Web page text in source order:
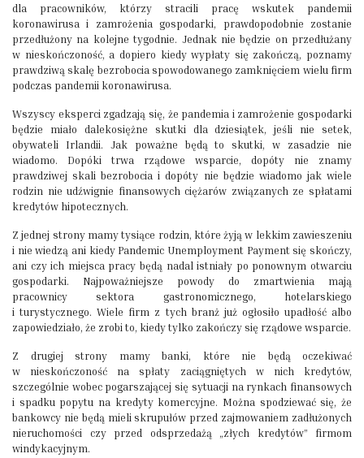
dla pracowników, którzy stracili pracę wskutek pandemii
koronawirusa i zamrożenia gospodarki, prawdopodobnie zostanie
przedłużony na kolejne tygodnie. Jednak nie będzie on przedłużany
w nieskończoność, a dopiero kiedy wypłaty się zakończą, poznamy
prawdziwą skalę bezrobocia spowodowanego zamknięciem wielu firm
podczas pandemii koronawirusa.
Wszyscy eksperci zgadzają się, że pandemia i zamrożenie gospodarki
będzie miało dalekosiężne skutki dla dziesiątek, jeśli nie setek,
obywateli Irlandii. Jak poważne będą to skutki, w zasadzie nie
wiadomo. Dopóki trwa rządowe wsparcie, dopóty nie znamy
prawdziwej skali bezrobocia i dopóty nie będzie wiadomo jak wiele
rodzin nie udźwignie finansowych ciężarów związanych ze spłatami
kredytów hipotecznych.
Z jednej strony mamy tysiące rodzin, które żyją w lekkim zawieszeniu
i nie wiedzą ani kiedy Pandemic Unemployment Payment się skończy,
ani czy ich miejsca pracy będą nadal istniały po ponownym otwarciu
gospodarki. Najpoważniejsze powody do zmartwienia mają
pracownicy sektora gastronomicznego, hotelarskiego
i turystycznego. Wiele firm z tych branż już ogłosiło upadłość albo
zapowiedziało, że zrobi to, kiedy tylko zakończy się rządowe wsparcie.
Z drugiej strony mamy banki, które nie będą oczekiwać
w nieskończoność na spłaty zaciągniętych w nich kredytów,
szczególnie wobec pogarszającej się sytuacji na rynkach finansowych
i spadku popytu na kredyty komercyjne. Można spodziewać się, że
bankowcy nie będą mieli skrupułów przed zajmowaniem zadłużonych
nieruchomości czy przed odsprzedażą „złych kredytów” firmom
windykacyjnym.